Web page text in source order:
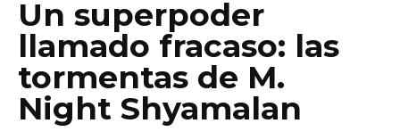
Un superpoder
llamado fracaso: las
tormentas de M.
Night Shyamalan